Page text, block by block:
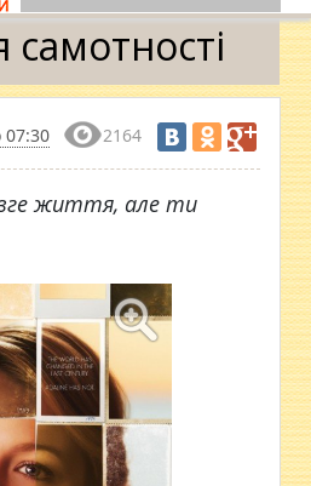
самотності
07:30 2164
життя, але ти